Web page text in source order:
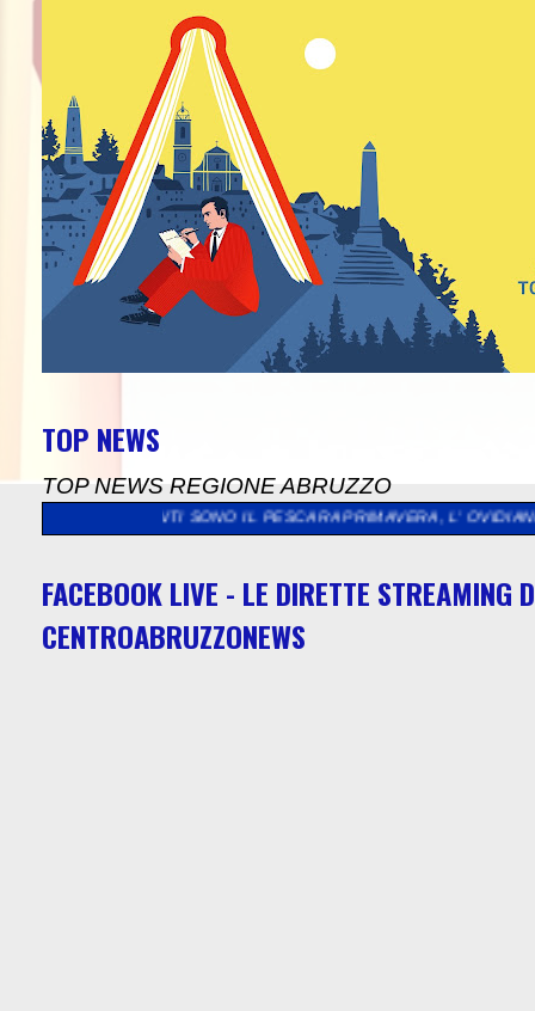
TOP NEWS
TOP NEWS REGIONE ABRUZZO
SONO IL PESCARA PRIMAVERA, L' OVIDIANA SULMONA E
FACEBOOK LIVE - LE DIRETTE STREAMING
CENTROABRUZZONEWS